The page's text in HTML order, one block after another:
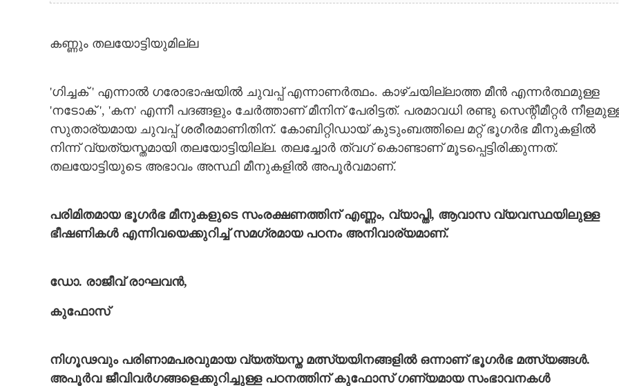
കണ്ണും തലയോട്ടിയുമില്ല
'ഗിച്ചക് ' എന്നാൽ ഗരോഭാഷയിൽ ചുവപ്പ് എന്നാണർത്ഥം. കാഴ്ചയില്ലാത്ത മീൻ എന്നർത്ഥമുള്ള
'നടോക് ', 'കന' എന്നീ പദങ്ങളും ചേർത്താണ് മീനിന് പേരിട്ടത്. പരമാവധി രണ്ടു സെന്റീമീറ്റർ
സുതാര്യമായ ചുവപ്പ് ശരീരമാണിതിന്. കോബിറ്റിഡായ് കുടുംബത്തിലെ മറ്റ് ഭൂഗർഭ മീനുകളിൽ
നിന്ന് വ്യത്യസ്തമായി തലയോട്ടിയില്ല. തലച്ചോർ ത്വഗ് കൊണ്ടാണ് മൂടപ്പെട്ടിരിക്കുന്നത്.
തലയോട്ടിയുടെ അഭാവം അസ്ഥി മീനുകളിൽ അപൂർവമാണ്.
പരിമിതമായ ഭൂഗർഭ മീനുകളുടെ സംരക്ഷണത്തിന് എണ്ണം, വ്യാപ്തി, ആവാസ വ്യവസ്ഥയിലുള്ള
ഭീഷണികൾ എന്നിവയെക്കുറിച്ച് സമഗ്രമായ പഠനം അനിവാര്യമാണ്.
ഡോ. രാജീവ് രാഘവൻ,
കുഫോസ്
നിഗൂഢവും പരിണാമപരവുമായ വ്യത്യസ്ത മത്സ്യയിനങ്ങളിൽ ഒന്നാണ് ഭൂഗർഭ മത്സ്യങ്ങൾ.
അപൂർവ ജീവിവർഗങ്ങളെക്കുറിച്ചുള്ള പഠനത്തിന് കുഫോസ് ഗണ്യമായ സംഭാവനകൾShare this link